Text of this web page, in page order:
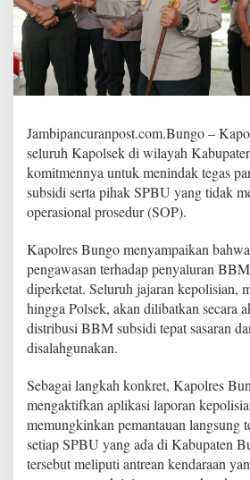
g
a
s
n
,
i
n
d
a
k
T
g
a
s
P
e
l
s
i
r
B
M
Jambipancuranpost.com.Bungo –
seluruh Kapolsek di wilayah
komitmennya untuk menindak tegas
subsidi serta pihak SPBU yang tidak
operasional prosedur (SOP).
Kapolres Bungo menyampaikan
pengawasan terhadap penyaluran
diperketat. Seluruh jajaran kepolisian,
hingga Polsek, akan dilibatkan secara
distribusi BBM subsidi tepat sasaran
disalahgunakan.
Sebagai langkah konkret, Kapolres
mengaktifkan aplikasi laporan
memungkinkan pemantauan langsung
setiap SPBU yang ada di Kabupaten
tersebut meliputi antrean kendaraan